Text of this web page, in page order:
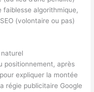
faiblesse algorithmique,
(volontaire ou pas)
positionnement, après
expliquer la montée
régie publicitaire Google